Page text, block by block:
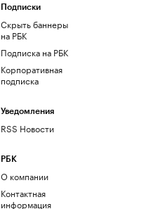
Подписки
Скрыть баннеры
на РБК
Подписка на РБК
Корпоративная
подписка
Уведомления
RSS Новости
РБК
О компании
Контактная
информация